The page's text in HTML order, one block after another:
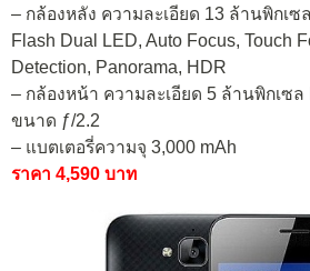
– กล้องหลัง ความละเอียด 13 ล้านพิกเ
Flash Dual LED, Auto Focus, Touch
Detection, Panorama, HDR
– กล้องหน้า ความละเอียด 5 ล้านพิกเซล
ขนาด ƒ/2.2
– แบตเตอรี่ความจุ 3,000 mAh
ราคา 4,590 บาท